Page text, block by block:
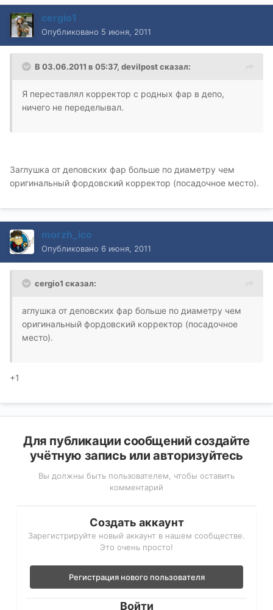
cergio1
Опубликовано 5 июня, 2011
В 03.06.2011 в 05:37, devilpost сказал:
Я переставлял корректор с родных фар в депо,
ничего не переделывал.
Заглушка от деповских фар больше по диаметру чем
оригинальный фордовский корректор (посадочное место).
morzh_ico
Опубликовано 6 июня, 2011
cergio1 сказал:
аглушка от деповских фар больше по диаметру чем
оригинальный фордовский корректор (посадочное
место).
+1
Для публикации сообщений создайте
учётную запись или авторизуйтесь
Вы должны быть пользователем, чтобы оставить
комментарий
Создать аккаунт
Зарегистрируйте новый аккаунт в нашем сообществе.
Это очень просто!
Регистрация нового пользователя
Войти